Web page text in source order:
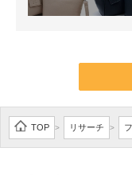
TOP > リサーチ >